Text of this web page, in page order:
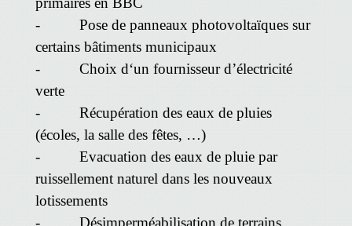
- Pose de panneaux photovoltaïques sur
certains bâtiments municipaux
- Choix d‘un fournisseur d’électricité
verte
- Récupération des eaux de pluies
(écoles, la salle des fêtes, …)
- Evacuation des eaux de pluie par
ruissellement naturel dans les nouveaux
lotissements
- Désimperméabilisation de terrains